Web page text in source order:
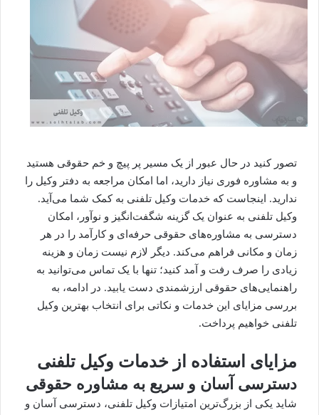
تصور کنید در حال عبور از یک مسیر پر پیچ و خم حقوقی هستید
و به مشاوره فوری نیاز دارید، اما امکان مراجعه به دفتر وکیل را
ندارید. اینجاست که خدمات وکیل تلفنی به کمک شما می‌آید.
وکیل تلفنی به عنوان یک گزینه شگفت‌انگیز و نوآور، امکان
دسترسی به مشاوره‌های حقوقی حرفه‌ای و کارآمد را در هر
زمان و مکانی فراهم می‌کند. دیگر لازم نیست زمان و هزینه
زیادی را صرف رفت و آمد کنید؛ تنها با یک تماس می‌توانید به
راهنمایی‌های حقوقی ارزشمندی دست یابید. در ادامه، به
بررسی مزایای این خدمات و نکاتی برای انتخاب بهترین وکیل
تلفنی خواهیم پرداخت.
مزایای استفاده از خدمات وکیل تلفنی
دسترسی آسان و سریع به مشاوره حقوقی
شاید یکی از بزرگ‌ترین امتیازات وکیل تلفنی، دسترسی آسان و